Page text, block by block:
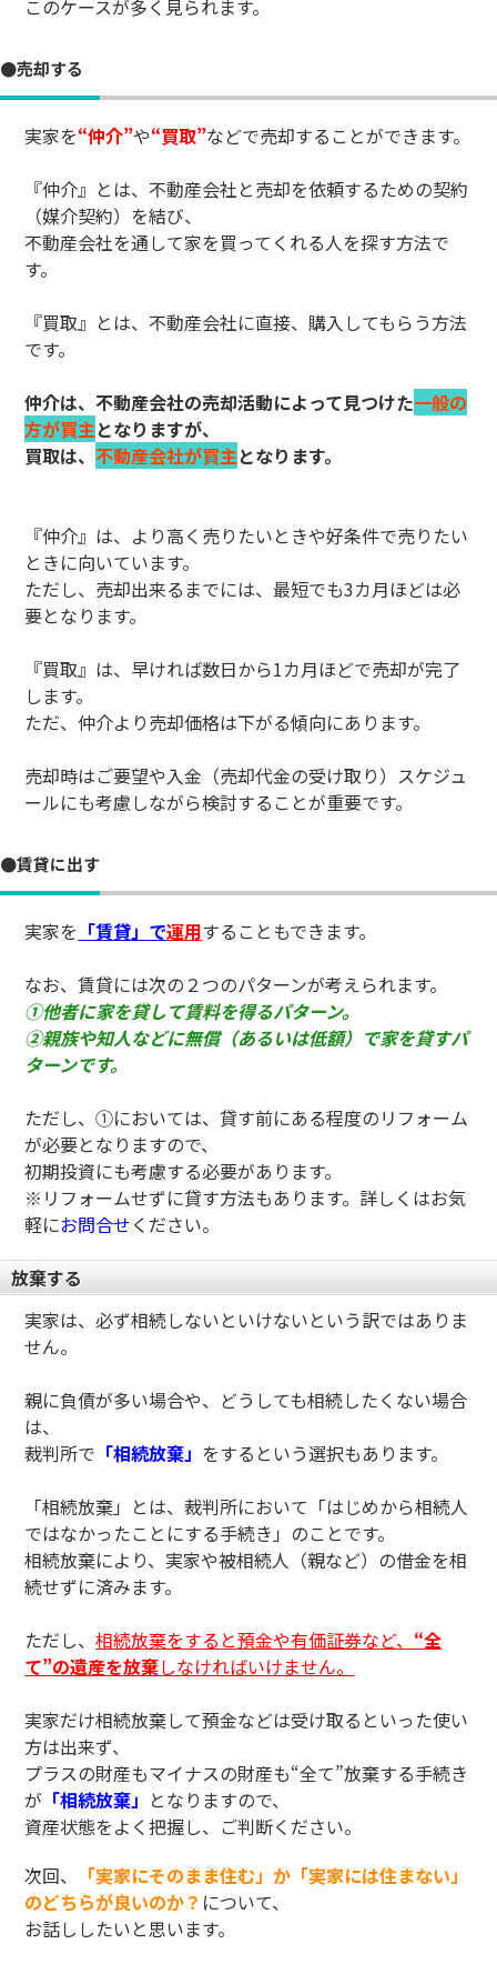
このケースが多く見られます。
●売却する
実家を“仲介”や“買取”などで売却することができます。
『仲介』とは、不動産会社と売却を依頼するための契約
（媒介契約）を結び、
不動産会社を通して家を買ってくれる人を探す方法で
す。
『買取』とは、不動産会社に直接、購入してもらう方法
です。
仲介は、不動産会社の売却活動によって見つけた一般の
方が買主となりますが、
買取は、不動産会社が買主となります。
『仲介』は、より高く売りたいときや好条件で売りたい
ときに向いています。
ただし、売却出来るまでには、最短でも3カ月ほどは必
要となります。
『買取』は、早ければ数日から1カ月ほどで売却が完了
します。
ただ、仲介より売却価格は下がる傾向にあります。
売却時はご要望や入金（売却代金の受け取り）スケジュ
ールにも考慮しながら検討することが重要です。
●賃貸に出す
実家を 「賃貸」 で運用することもできます。
なお、賃貸には次の２つのパターンが考えられます。
①他者に家を貸して賃料を得るパターン。
②親族や知人などに無償（あるいは低額）で家を貸すパ
ターンです。
ただし、①においては、貸す前にある程度のリフォーム
が必要となりますので、
初期投資にも考慮する必要があります。
※リフォームせずに貸す方法もあります。詳しくはお気
軽にお問合せください。
放棄する
実家は、必ず相続しないといけないという訳ではありま
せん。
親に負債が多い場合や、どうしても相続したくない場合
は、
裁判所で 「相続放棄」 をするという選択もあります。
「相続放棄」とは、裁判所において「はじめから相続人
ではなかったことにする手続き」のことです。
相続放棄により、実家や被相続人（親など）の借金を相
続せずに済みます。
ただし、相続放棄をすると預金や有価証券など、 “全
て”の遺産を放棄しなければいけません。
実家だけ相続放棄して預金などは受け取るといった使い
方は出来ず、
プラスの財産もマイナスの財産も“全て”放棄する手続き
が 「相続放棄」 となりますので、
資産状態をよく把握し、ご判断ください。
次回、
「実家にそのまま住む」か「実家には住まない」
のどちらが良いのか？ について、
お話ししたいと思います。